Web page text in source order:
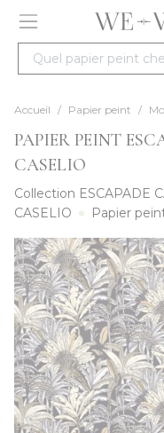
Allez au contenu
Quel papier peint
Accueil / Papier peint /
PAPIER PEINT
CASELIO
Collection ESCAPADE
CASELIO
Papier